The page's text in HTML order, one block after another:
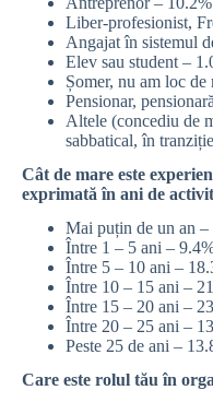
Liber-profesionist,
Angajat în sistemul
Elev sau student –
Șomer, nu am loc
Pensionar,
Altele (concediu de
sabbatical, în
Cât de mare este
exprimată în ani de
Mai puțin de un an –
Între 1 – 5 ani –
Între 5 – 10 ani –
Între 10 – 15 ani –
Între 15 – 20 ani –
Între 20 – 25 ani –
Peste 25 de ani –
Care este rolul tău în